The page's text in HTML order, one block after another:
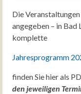
Die
angegeben – in
komplette
Jahresprogramm
finden Sie hier als
den jeweiligen